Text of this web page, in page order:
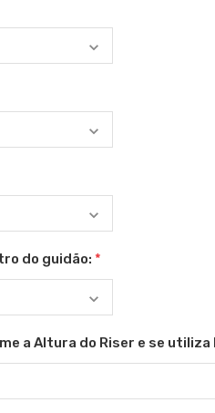
do guidão: *
a Altura do Riser e se utiliza